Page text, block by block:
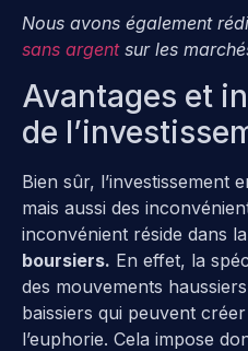
Nous avons également
sans argentsur les
Avantages et
de
Bien sûr, l’investissement
mais aussi des
inconvénient réside dans la
boursiers. En effet, la
des mouvements
baissiers qui peuvent
l’euphorie. Cela impose